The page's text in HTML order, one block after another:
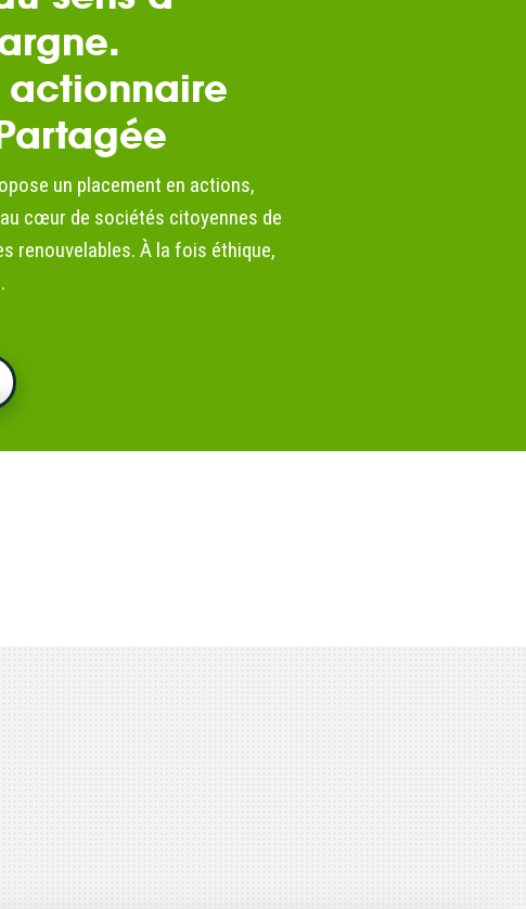
actionnaire
un placement en actions,
cœur de sociétés citoyennes de
renouvelables. À la fois éthique,